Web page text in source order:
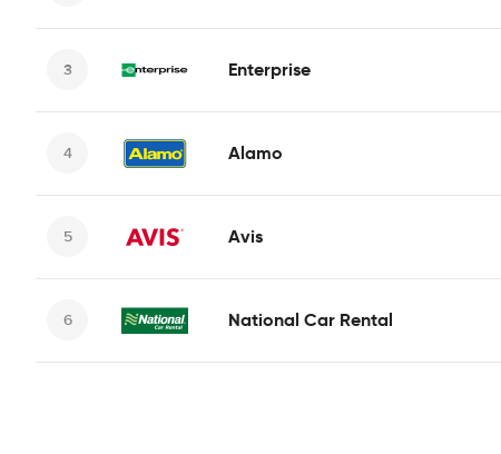
Enterprise
Alamo
Avis
National Car Rental